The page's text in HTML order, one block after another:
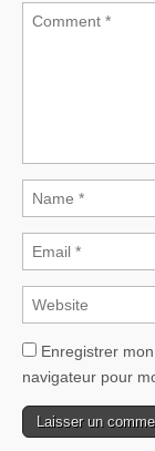
Enregistrer
navigateur pour